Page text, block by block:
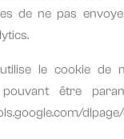
de ne pas
le cookie de
être